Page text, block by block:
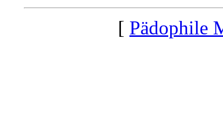
[ Pädophile